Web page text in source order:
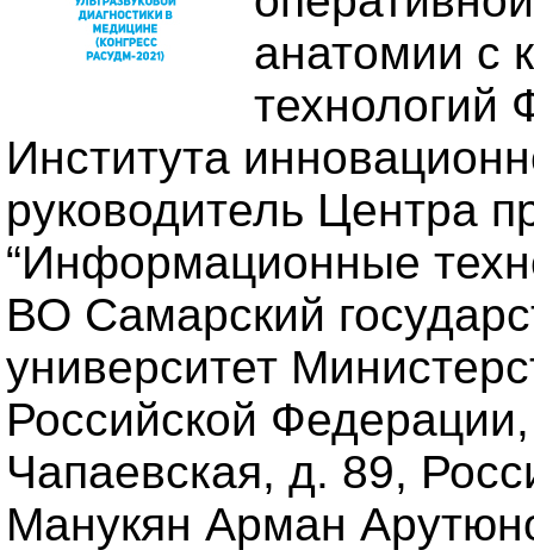
анатомии с
Института
руководитель Центра
“Информационные
ВО Самарский
университет
Российской
Чапаевская, д. 89,
Манукян Арман